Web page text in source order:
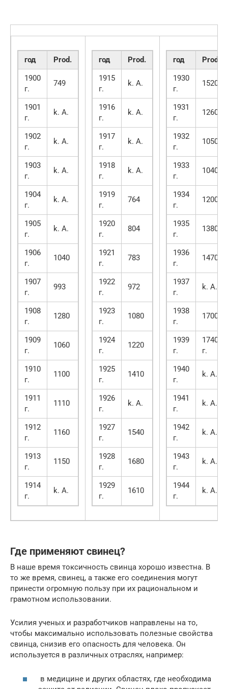
год
Prod.
1900
г.
749
1901
г.
k. А.
1902
г.
k. А.
1903
г.
k. А.
1904
г.
k. А.
1905
г.
k. А.
1906
г.
1040
1907
г.
993
1908
г.
1280
1909
г.
1060
1910
г.
1100
1911
г.
1110
1912
г.
1160
1913
г.
1150
1914
г.
k. А.
год
Prod.
1915
г.
k. А.
1916
г.
k. А.
1917
г.
k. А.
1918
г.
k. А.
1919
г.
764
1920
г.
804
1921
г.
783
1922
г.
972
1923
г.
1080
1924
г.
1220
1925
г.
1410
1926
г.
k. А.
1927
г.
1540
1928
г.
1680
1929
г.
1610
год
Prod.
1930
г.
1520
1931
г.
1260
1932
г.
1050
1933
г.
1040
1934
г.
1200
1935
г.
1380
1936
г.
1470
1937
г.
k. А.
1938
г.
1700
1939
г.
1740
г.
1940
г.
k. А.
1941
г.
k. А.
1942
г.
k. А.
1943
г.
k. А.
1944
г.
k. А.
Где применяют свинец?
В наше время токсичность свинца хорошо известна. В
то же время, свинец, а также его соединения могут
принести огромную пользу при их рациональном и
грамотном использовании.
Усилия ученых и разработчиков направлены на то,
чтобы максимально использовать полезные свойства
свинца, снизив его опасность для человека. Он
используется в различных отраслях, например:
в медицине и других областях, где необходима